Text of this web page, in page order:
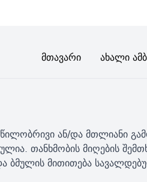
Მთავარი Ახალი
ან/და მთლიანი
თანხმობის მიღების
ბმულის მითითება